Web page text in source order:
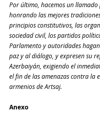
Por último, hacemos un llamado
honrando las mejores
principios constitutivos, las
sociedad civil, los partidos
Parlamento y autoridades
paz y al diálogo, y expresen su
Azerbaiyán, exigiendo el
el fin de las amenazas contra la
armenios de Artsaj.
Anexo